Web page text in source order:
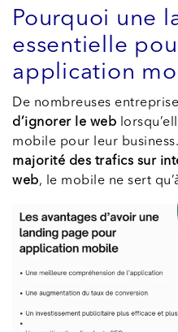
Pourquoi une
essentielle
application
De nombreuses
d’ignorer le web
mobile pour leur
majorité des trafics sur
web, le mobile ne sert